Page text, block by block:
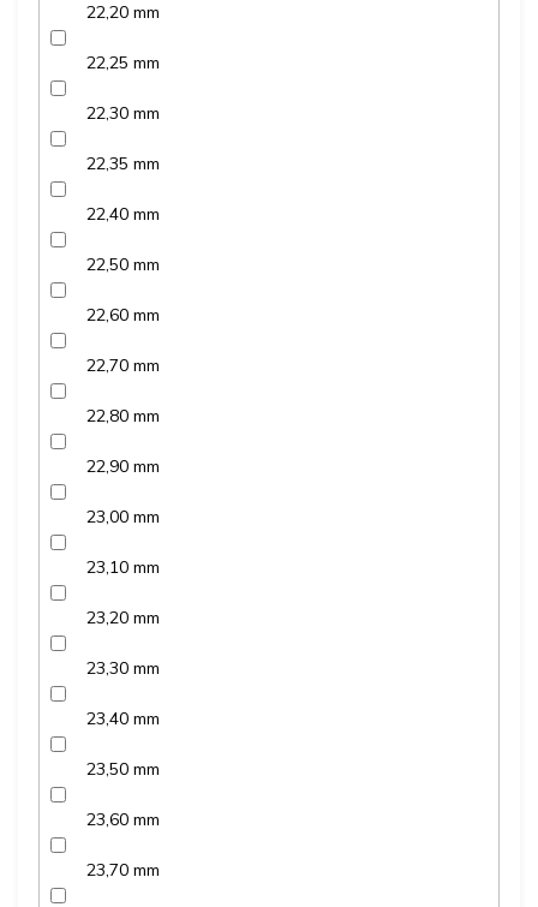
22,20 mm
22,25 mm
22,30 mm
22,35 mm
22,40 mm
22,50 mm
22,60 mm
22,70 mm
22,80 mm
22,90 mm
23,00 mm
23,10 mm
23,20 mm
23,30 mm
23,40 mm
23,50 mm
23,60 mm
23,70 mm